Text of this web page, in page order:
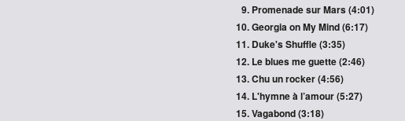
Promenade sur Mars (4:01)
Georgia on My Mind (6:17)
Duke's Shuffle (3:35)
Le blues me guette (2:46)
Chu un rocker (4:56)
L'hymne à l’amour (5:27)
Vagabond (3:18)